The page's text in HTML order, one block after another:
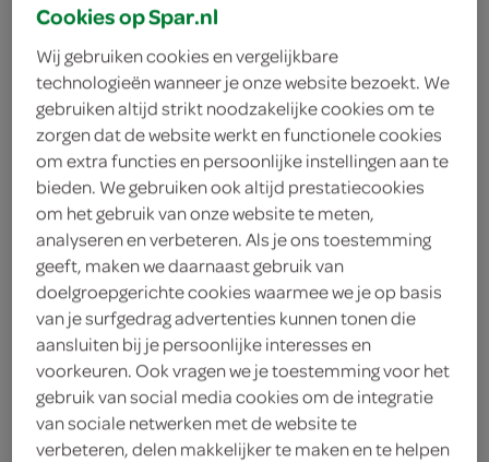
Optimel yoghurtdrink
mango ananas
Optimel
2.
45
1 Liter
Cookies op Spar.nl
Wij gebruiken cookies en vergelijkbare
technologieën wanneer je onze website bezoekt. We
gebruiken altijd strikt noodzakelijke cookies om te
zorgen dat de website werkt en functionele cookies
om extra functies en persoonlijke instellingen aan te
bieden. We gebruiken ook altijd prestatiecookies
om het gebruik van onze website te meten,
analyseren en verbeteren. Als je ons toestemming
geeft, maken we daarnaast gebruik van
doelgroepgerichte cookies waarmee we je op basis
van je surfgedrag advertenties kunnen tonen die
aansluiten bij je persoonlijke interesses en
voorkeuren. Ook vragen we je toestemming voor het
gebruik van social media cookies om de integratie
van sociale netwerken met de website te
verbeteren, delen makkelijker te maken en te helpen